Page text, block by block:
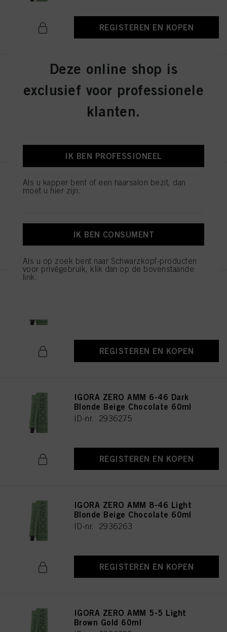
REGISTEREN EN KOPEN
IGORA ZERO AMM 6-31 Dark
Blonde Matte Cendré 60ml
ID-nr. 2936276
IGORA ZERO AMM 7-42
Medium Blonde Beige Ash 60ml
REGISTEREN EN KOPEN
REGISTEREN EN KOPEN
IGORA ZERO AMM 6-46 Dark
Blonde Beige Chocolate 60ml
ID-nr. 2936275
REGISTEREN EN KOPEN
IGORA ZERO AMM 8-46 Light
Blonde Beige Chocolate 60ml
ID-nr. 2936263
REGISTEREN EN KOPEN
IGORA ZERO AMM 5-5 Light
Brown Gold 60ml
Deze online shop is
exclusief voor professionele
klanten.
IK BEN PROFESSIONEEL
Als u kapper bent of een haarsalon bezit, dan
moet u hier zijn.
IK BEN CONSUMENT
Als u op zoek bent naar Schwarzkopf-producten
voor privégebruik, klik dan op de bovenstaande
link.